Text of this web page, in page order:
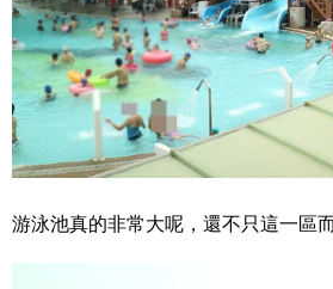
游泳池真的非常大呢，還不只這一區